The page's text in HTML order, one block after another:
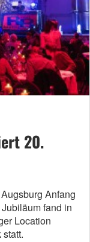
20.
Anfang
fand in
Location